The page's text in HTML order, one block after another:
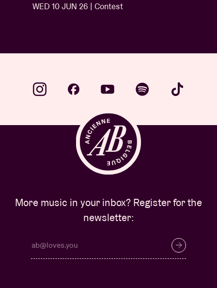
WED 10 JUN 26 | Contest
More music in your inbox? Register for the
newsletter: